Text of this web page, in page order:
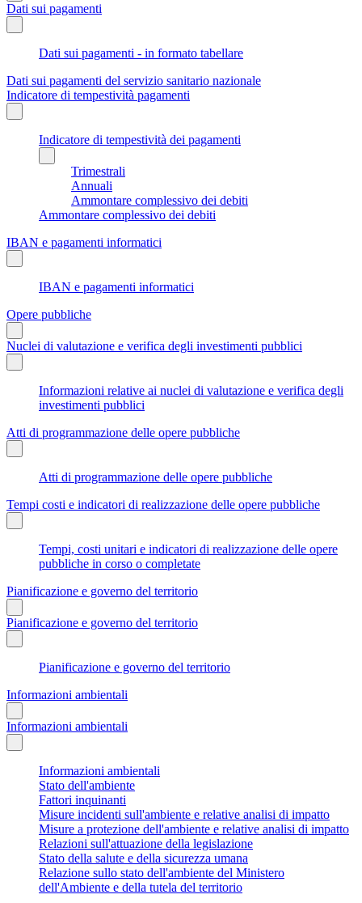
Dati sui pagamenti
Dati sui pagamenti - in formato tabellare
Dati sui pagamenti del servizio sanitario nazionale
Indicatore di tempestività pagamenti
Indicatore di tempestività dei pagamenti
Trimestrali
Annuali
Ammontare complessivo dei debiti
Ammontare complessivo dei debiti
IBAN e pagamenti informatici
IBAN e pagamenti informatici
Opere pubbliche
Nuclei di valutazione e verifica degli investimenti pubblici
Informazioni relative ai nuclei di valutazione e verifica degli
investimenti pubblici
Atti di programmazione delle opere pubbliche
Atti di programmazione delle opere pubbliche
Tempi costi e indicatori di realizzazione delle opere pubbliche
Tempi, costi unitari e indicatori di realizzazione delle opere
pubbliche in corso o completate
Pianificazione e governo del territorio
Pianificazione e governo del territorio
Pianificazione e governo del territorio
Informazioni ambientali
Informazioni ambientali
Informazioni ambientali
Stato dell'ambiente
Fattori inquinanti
Misure incidenti sull'ambiente e relative analisi di impatto
Misure a protezione dell'ambiente e relative analisi di impatto
Relazioni sull'attuazione della legislazione
Stato della salute e della sicurezza umana
Relazione sullo stato dell'ambiente del Ministero
dell'Ambiente e della tutela del territorio